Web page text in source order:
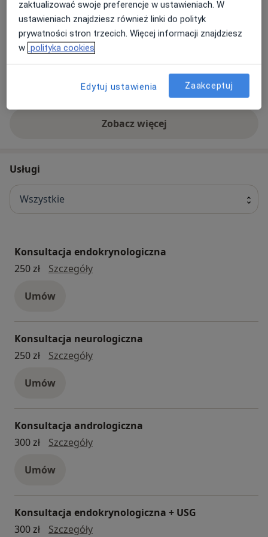
Nasze specjalizacje
Fizjoterapia Dietetyka
Zobacz więcej
Usługi
Wszystkie
Konsultacja endokrynologiczna
250 zł
SzczegółyKonsultacja endokrynologiczna
Umów
Konsultacja neurologiczna
250 zł
SzczegółyKonsultacja neurologiczna
Umów
Konsultacja andrologiczna
300 zł
SzczegółyKonsultacja andrologiczna
Umów
Konsultacja endokrynologiczna + USG
300 zł
SzczegółyKonsultacja endokrynologiczna + USG
zaktualizować swoje preferencje w ustawieniach. W
ustawieniach znajdziesz również linki do polityk
prywatności stron trzecich. Więcej informacji znajdziesz
w polityka cookies
Edytuj ustawienia Zaakceptuj